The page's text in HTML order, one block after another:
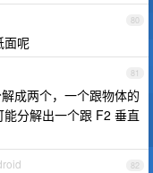
80
面呢
81
成两个，一个跟物体的
分解出一个跟 F2 垂直
82